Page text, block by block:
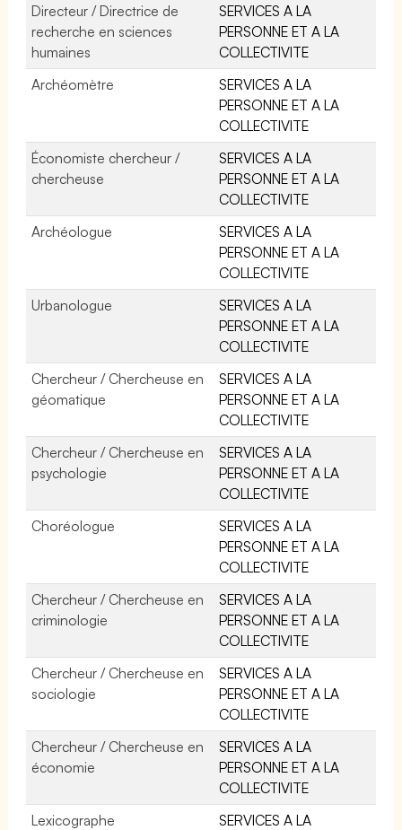
Directeur / Directrice de
recherche en sciences
humaines
SERVICES A LA
PERSONNE ET A LA
COLLECTIVITE
Archéomètre
SERVICES A LA
PERSONNE ET A LA
COLLECTIVITE
Économiste chercheur /
chercheuse
SERVICES A LA
PERSONNE ET A LA
COLLECTIVITE
Archéologue
SERVICES A LA
PERSONNE ET A LA
COLLECTIVITE
Urbanologue
SERVICES A LA
PERSONNE ET A LA
COLLECTIVITE
Chercheur / Chercheuse en
géomatique
SERVICES A LA
PERSONNE ET A LA
COLLECTIVITE
Chercheur / Chercheuse en
psychologie
SERVICES A LA
PERSONNE ET A LA
COLLECTIVITE
Choréologue
SERVICES A LA
PERSONNE ET A LA
COLLECTIVITE
Chercheur / Chercheuse en
criminologie
SERVICES A LA
PERSONNE ET A LA
COLLECTIVITE
Chercheur / Chercheuse en
sociologie
SERVICES A LA
PERSONNE ET A LA
COLLECTIVITE
Chercheur / Chercheuse en
économie
SERVICES A LA
PERSONNE ET A LA
COLLECTIVITE
Lexicographe
SERVICES A LA